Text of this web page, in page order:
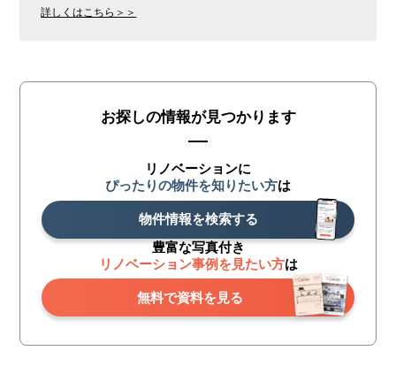
詳しくはこちら＞＞
お探しの情報が見つかります
リノベーションに
ぴったりの物件を知りたい方は
物件情報を検索する
豊富な写真付き
リノベーション事例を見たい方は
無料で資料を見る